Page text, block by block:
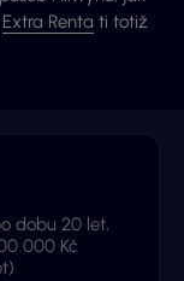
Extra Renta ti totiž
dobu 20 let,
000 Kč